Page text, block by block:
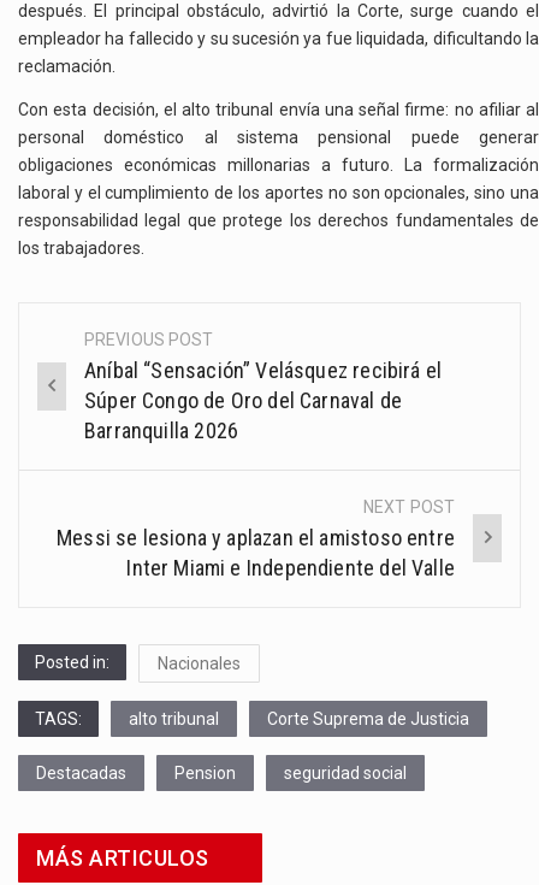
después. El principal obstáculo, advirtió la Corte, surge cuando el
empleador ha fallecido y su sucesión ya fue liquidada, dificultando la
reclamación.
Con esta decisión, el alto tribunal envía una señal firme: no afiliar al
personal doméstico al sistema pensional puede generar
obligaciones económicas millonarias a futuro. La formalización
laboral y el cumplimiento de los aportes no son opcionales, sino una
responsabilidad legal que protege los derechos fundamentales de
los trabajadores.
Post
navigation
PREVIOUS POST
Aníbal “Sensación” Velásquez recibirá el
Súper Congo de Oro del Carnaval de
Barranquilla 2026
NEXT POST
Messi se lesiona y aplazan el amistoso entre
Inter Miami e Independiente del Valle
Posted in: Nacionales
TAGS: alto tribunal Corte Suprema de Justicia
Destacadas Pension seguridad social
MÁS ARTICULOS